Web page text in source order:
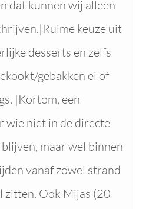
dat kunnen wij alleen
keuze uit
desserts en zelfs
gebakken ei of
|Kortom, een
wie niet in de directe
maar wel binnen
vanaf zowel strand
zitten. Ook Mijas (20